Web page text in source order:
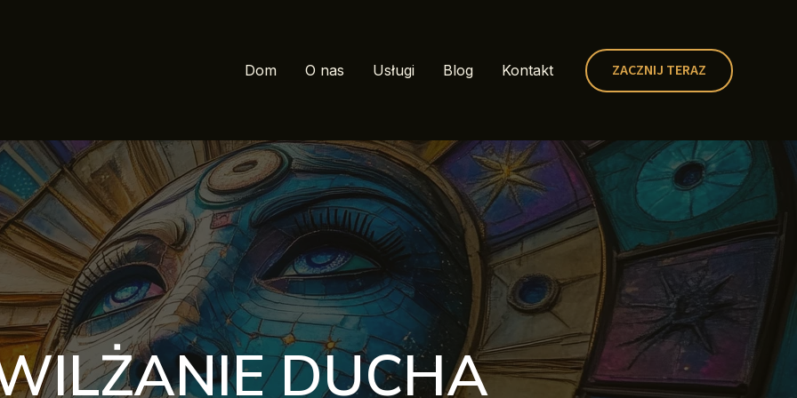
Dom O nas Usługi Blog Kontakt ZACZNIJ TERAZ
DUCHA